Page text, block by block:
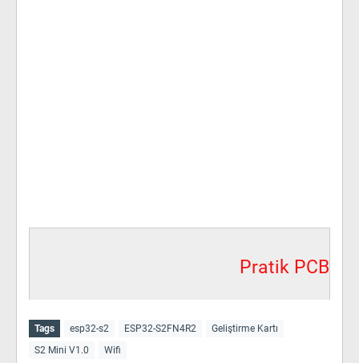
Pratik PCB
Tags esp32-s2 ESP32-S2FN4R2
Geliştirme Kartı
S2 Mini V1.0
Wifi